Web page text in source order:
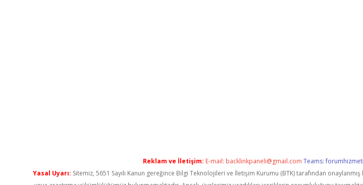
Reklam ve İletişim: E-mail: backlinkpaneli@gmail.com Teams:
Yasal Uyarı: Sitemiz, 5651 Sayılı Kanun gereğince Bilgi Teknolojileri ve İletişim Kurumu (BTK) tarafından